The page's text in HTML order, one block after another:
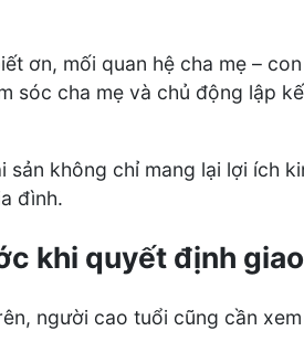
ơn, mối quan hệ cha mẹ –
sóc cha mẹ và chủ động lập
sản không chỉ mang lại lợi ích
đình.
khi quyết định
người cao tuổi cũng cần